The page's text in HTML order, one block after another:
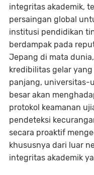
integritas akademik,
persaingan global
institusi pendidikan
berdampak pada
Jepang di mata
kredibilitas gelar
panjang, universitas-
besar akan
protokol keamanan
pendeteksi
secara proaktif
khususnya dari luar
integritas akademik